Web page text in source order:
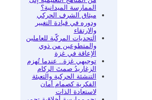
الممارسة الميدانية؟
ميثاق الشرف الحركي
ودوره في قيادة التغيير
والارتقاء
التحديات المركّبة للعاملين
والمتطوعين من ذوي
الإعاقة في غزة
توجيهي غزة.. عندما تُهزم
الزغاريدُ صمتَ الركام
التنشئة الحركية والتعبئة
الفكرية كصمام أمان
لاستعادة الذات